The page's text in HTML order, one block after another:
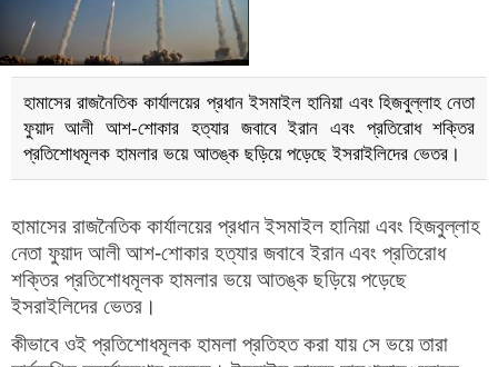
হামাসের রাজনৈতিক কার্যালয়ের প্রধান ইসমাইল হানিয়া এবং হিজবুল্লাহ নেতা
ফুয়াদ আলী আশ-শোকার হত্যার জবাবে ইরান এবং প্রতিরোধ শক্তির
প্রতিশোধমূলক হামলার ভয়ে আতঙ্ক ছড়িয়ে পড়েছে ইসরাইলিদের ভেতর।
হামাসের রাজনৈতিক কার্যালয়ের প্রধান ইসমাইল হানিয়া এবং হিজবুল্লাহ
নেতা ফুয়াদ আলী আশ-শোকার হত্যার জবাবে ইরান এবং প্রতিরোধ
শক্তির প্রতিশোধমূলক হামলার ভয়ে আতঙ্ক ছড়িয়ে পড়েছে
ইসরাইলিদের ভেতর।
কীভাবে ওই প্রতিশোধমূলক হামলা প্রতিহত করা যায় সে ভয়ে তারা